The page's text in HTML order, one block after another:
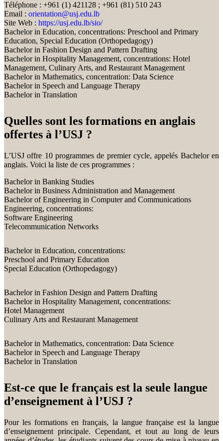
Téléphone : +961 (1) 421128 ; +961 (81) 510 243
Email : orientation@usj.edu.lb
Site Web : https://usj.edu.lb/sio/
Bachelor in Education, concentrations: Preschool and Primary
Education, Special Education (Orthopedagogy)
Bachelor in Fashion Design and Pattern Drafting
Bachelor in Hospitality Management, concentrations: Hotel
Management, Culinary Arts, and Restaurant Management
Bachelor in Mathematics, concentration: Data Science
Bachelor in Speech and Language Therapy
Bachelor in Translation
Quelles sont les formations en anglais
offertes à l’USJ ?
L’USJ offre 10 programmes de premier cycle, appelés Bachelor en
anglais. Voici la liste de ces programmes :
Bachelor in Banking Studies
Bachelor in Business Administration and Management
Bachelor of Engineering in Computer and Communications
Engineering, concentrations:
Software Engineering
Telecommunication Networks
Bachelor in Education, concentrations:
Preschool and Primary Education
Special Education (Orthopedagogy)
Bachelor in Fashion Design and Pattern Drafting
Bachelor in Hospitality Management, concentrations:
Hotel Management
Culinary Arts and Restaurant Management
Bachelor in Mathematics, concentration: Data Science
Bachelor in Speech and Language Therapy
Bachelor in Translation
Est-ce que le français est la seule langue
d’enseignement à l’USJ ?
Pour les formations en français, la langue française est la langue
d’enseignement principale. Cependant, et tout au long de leurs